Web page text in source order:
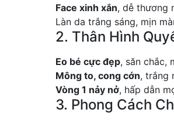
Face xinh xắn, dễ thương
Làn da trắng sáng, mịn
2. Thân Hình
Eo bé cực đẹp, săn chắc,
Mông to, cong cớn, trắng
Vòng 1 nảy nở, hấp dẫn
3. Phong Cách